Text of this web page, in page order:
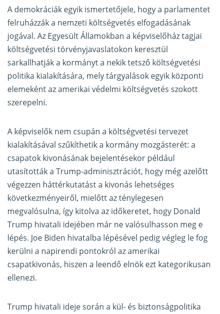
A demokráciák egyik ismertetőjele, hogy a parlamentet
felruházzák a nemzeti költségvetés elfogadásának
jogával. Az Egyesült Államokban a képviselőház tagjai
költségvetési törvényjavaslatokon keresztül
sarkallhatják a kormányt a nekik tetsző költségvetési
politika kialakítására, mely tárgyalások egyik központi
elemeként az amerikai védelmi költségvetés szokott
szerepelni.
A képviselők nem csupán a költségvetési tervezet
kialakításával szűkíthetik a kormány mozgásterét: a
csapatok kivonásának bejelentésekor például
utasították a Trump-adminisztrációt, hogy még azelőtt
végezzen háttérkutatást a kivonás lehetséges
következményeiről, mielőtt az ténylegesen
megvalósulna, így kitolva az időkeretet, hogy Donald
Trump hivatali idejében már ne valósulhasson meg e
lépés. Joe Biden hivatalba lépésével pedig végleg le fog
kerülni a napirendi pontokról az amerikai
csapatkivonás, hiszen a leendő elnök ezt kategorikusan
ellenezi.
Trump hivatali ideje során a kül- és biztonságpolitika